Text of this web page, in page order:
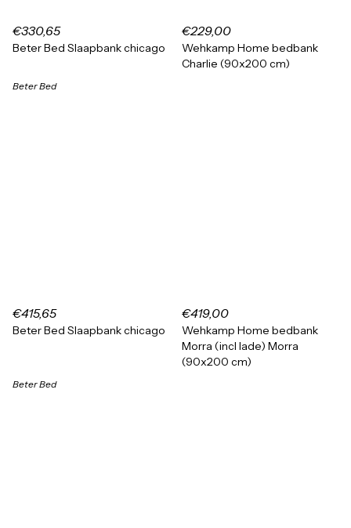
€330,65
Beter Bed Slaapbank chicago
Beter Bed
€229,00
Wehkamp Home bedbank
Charlie (90x200 cm)
€415,65
Beter Bed Slaapbank chicago
Beter Bed
€419,00
Wehkamp Home bedbank
Morra (incl lade) Morra
(90x200 cm)